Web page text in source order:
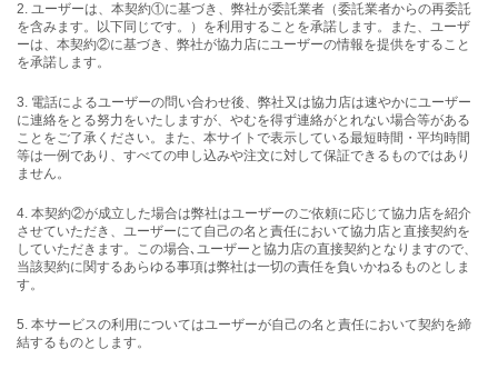
2. ユーザーは、本契約①に基づき、弊社が委託業者（委託業者からの再委託
を含みます。以下同じです。）を利用することを承諾します。また、ユーザ
ーは、本契約②に基づき、弊社が協力店にユーザーの情報を提供をすること
を承諾します。
3. 電話によるユーザーの問い合わせ後、弊社又は協力店は速やかにユーザー
に連絡をとる努力をいたしますが、やむを得ず連絡がとれない場合等がある
ことをご了承ください。また、本サイトで表示している最短時間・平均時間
等は一例であり、すべての申し込みや注文に対して保証できるものではあり
ません。
4. 本契約②が成立した場合は弊社はユーザーのご依頼に応じて協力店を紹介
させていただき、ユーザーにて自己の名と責任において協力店と直接契約を
していただきます。この場合､ユーザーと協力店の直接契約となりますので、
当該契約に関するあらゆる事項は弊社は一切の責任を負いかねるものとしま
す。
5. 本サービスの利用についてはユーザーが自己の名と責任において契約を締
結するものとします。